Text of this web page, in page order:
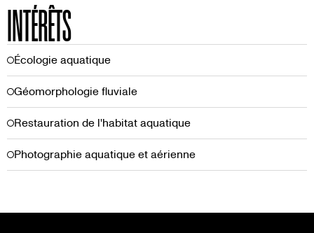
INTÉRÊTS
Écologie aquatique
Géomorphologie fluviale
Restauration de l'habitat aquatique
Photographie aquatique et aérienne